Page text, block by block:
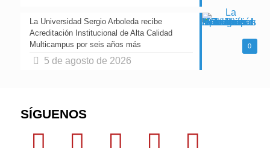
0
La Universidad Sergio Arboleda recibe
Acreditación Institucional de Alta Calidad
Multicampus por seis años más
5 de agosto de 2026
SÍGUENOS